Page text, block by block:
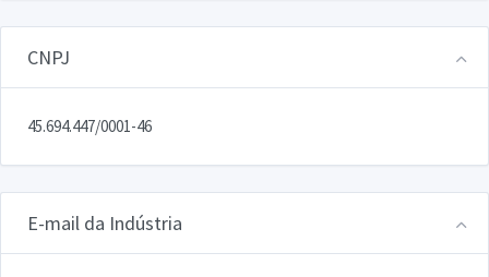
CNPJ
45.694.447/0001-46
E-mail da Indústria